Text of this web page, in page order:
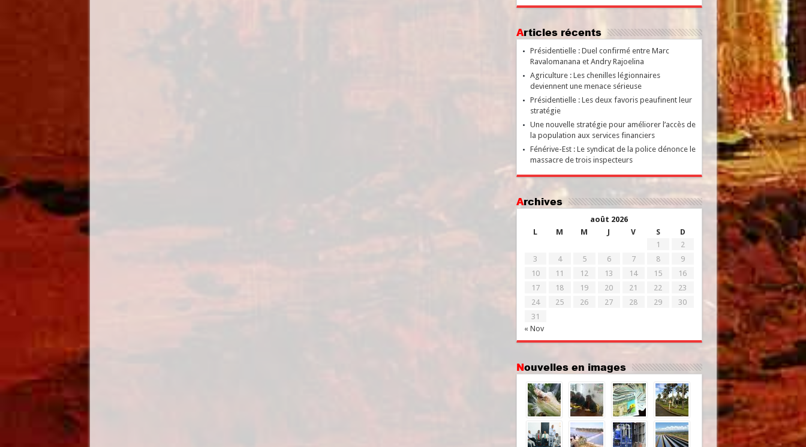
Articles récents
Présidentielle : Duel confirmé entre Marc
Ravalomanana et Andry Rajoelina
Agriculture : Les chenilles légionnaires
deviennent une menace sérieuse
Présidentielle : Les deux favoris peaufinent leur
stratégie
Une nouvelle stratégie pour améliorer l’accès de
la population aux services financiers
Fénérive-Est : Le syndicat de la police dénonce le
massacre de trois inspecteurs
Archives
août 2026
L
M M J V S D
« Nov
1
2
3
4 5 6 7 8
9
10
11 12 13 14 15
16
17
18 19 20 21 22
23
24
25 26 27 28 29
30
31
Nouvelles en images